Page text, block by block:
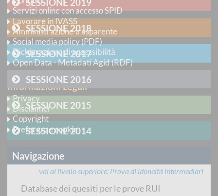
SESSIONE 2018
SESSIONE 2017
SESSIONE 2016
SESSIONE 2015
SESSIONE 2014
Navigazione
vai al livello superiore Prova di idoneità intermediari
Database dei quesiti per le prove RUI
Servizi online con accesso SPID
Lavorare in IVASS
Amministrazione trasparente
Social media policy (PDF)
Dichiarazione di accessibilità
Open Data - Metadati Agid (RDF)
Informazioni Legali
Privacy
Disclaimer
Copyright
Preferenze cookie
Seguici su
Instagram
LinkedIn